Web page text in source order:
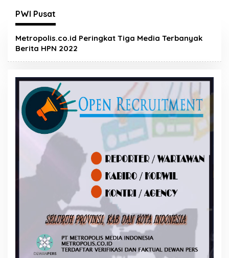
PWI Pusat
Metropolis.co.id Peringkat Tiga Media Terbanyak
Berita HPN 2022